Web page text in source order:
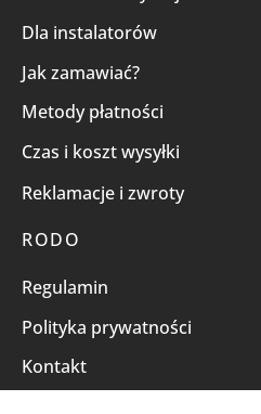
Dla instalatorów
Jak zamawiać?
Metody płatności
Czas i koszt wysyłki
Reklamacje i zwroty
RODO
Regulamin
Polityka prywatności
Kontakt